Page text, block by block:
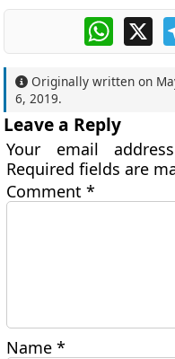
X
Originally written on
6, 2019.
Leave a Reply
Your email
Required fields are
Comment*
Name*